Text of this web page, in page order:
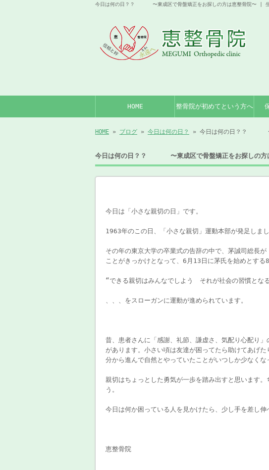
今日は何の日？？ 〜東成区で骨盤矯正をお探しの方は恵整骨院〜 | 生
HOME 整骨院が初めてという方へ
HOME » ブログ » 今日は何の日？ » 今日は何の日？？ 〜
今日は何の日？？ 〜東成区で骨盤矯正をお探しの方
今日は「小さな親切の日」です。
1963年のこの日、「小さな親切」運動本部が発足しまし
その年の東京大学の卒業式の告辞の中で、茅誠司総長
ことがきっかけとなって、6月13日に茅氏を始めとする
“できる親切はみんなでしよう それが社会の習慣とな
、、、をスローガンに運動が進められています。
昔、患者さんに「感謝、礼節、謙虚さ、気配り心配り
があります。小さい頃は友達が困ってたら助けてあげ
分から進んで自然とやっていたことがいつしか少なくな
親切はちょっとした勇気が一歩を踏み出すと思います
う。
今日は何か困っている人を見かけたら、少し手を差し
恵整骨院